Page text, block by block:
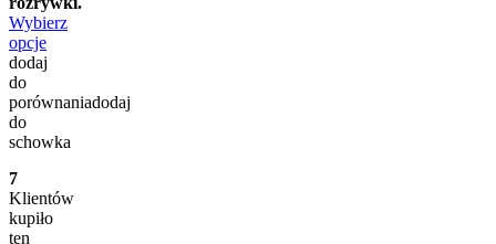
Wybierz
opcje
dodaj
do
porównaniadodaj
do
schowka
7
Klientów
kupiło
ten